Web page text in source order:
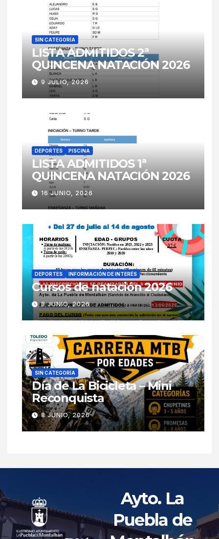
SIN CATEGORÍA
LISTA ADMITIDOS 2ª
QUINCENA NATACIÓN 2026
9 JULIO, 2026
DEPORTES PISCINA
LISTA ADMITIDOS 1ª
QUINCENA NATACIÓN 2026
16 JUNIO, 2026
DEPORTES INFORMACIÓN DE INTERÉS
Cursos de natación 2026
8 JUNIO, 2026
SIN CATEGORÍA
Día de La Bicicleta – Mini
Reconquista
8 JUNIO, 2026
Ayto. La
Puebla de